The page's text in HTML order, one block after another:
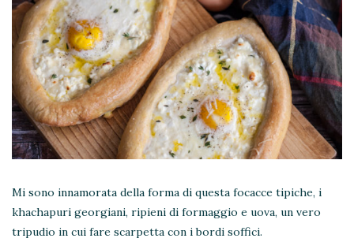
Mi sono innamorata della forma di questa focacce tipiche, i
khachapuri georgiani, ripieni di formaggio e uova, un vero
tripudio in cui fare scarpetta con i bordi soffici.